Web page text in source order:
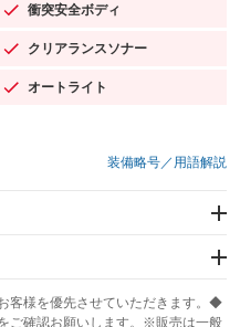
衝突安全ボディ
：装備あり
クリアランスソナー
：装備あり
オートライト
：装備あり
装備略号／用語解説
客様を優先させていただきます。◆
ご確認お願いします。※販売は一般